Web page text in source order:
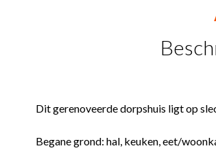
Dit gerenoveerde dorpshuis ligt op
Begane grond: hal, keuken, eet/